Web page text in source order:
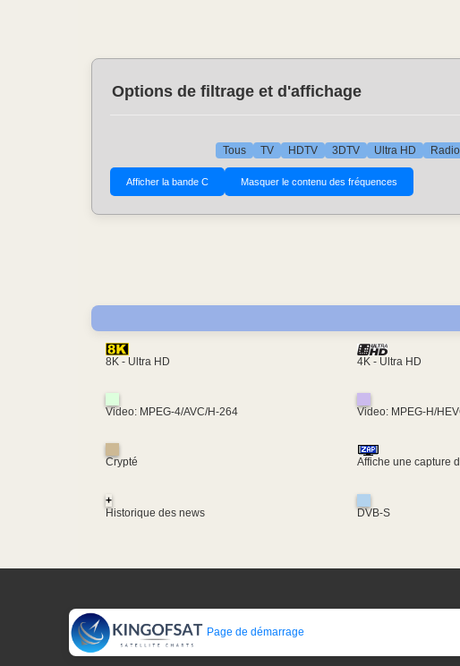
Options de filtrage et d'affichage
Tous TV HDTV 3DTV Ultra HD
8K - Ultra HD 4K - Ultra HD
Video: MPEG-4/AVC/H-264 Video: MPEG-H/
Crypté Affiche une capture
+
Historique des news
DVB-S
Page de démarrage